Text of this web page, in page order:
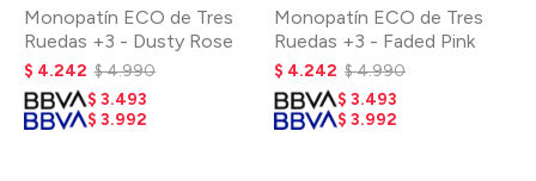
Monopatín ECO de Tres
Ruedas +3 - Dusty Rose
$ 4.242 $4.990
$ 3.493
$ 3.992
Monopatín ECO de Tres
Ruedas +3 - Faded Pink
$ 4.242 $4.990
$ 3.493
$ 3.992